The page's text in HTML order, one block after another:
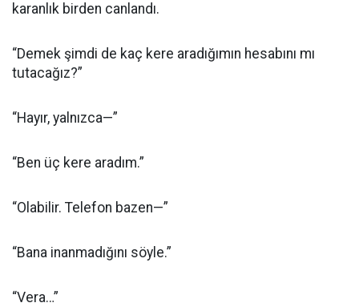
karanlık birden canlandı.
“Demek şimdi de kaç kere aradığımın hesabını mı
tutacağız?”
“Hayır, yalnızca—”
“Ben üç kere aradım.”
“Olabilir. Telefon bazen—”
“Bana inanmadığını söyle.”
“Vera…”